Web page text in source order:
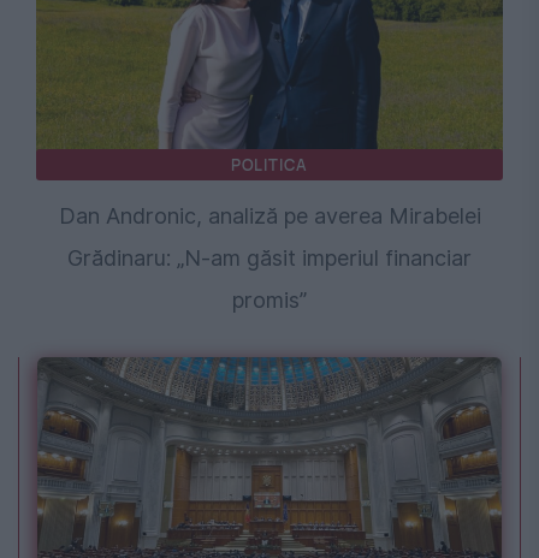
POLITICA
Dan Andronic, analiză pe averea Mirabelei
Grădinaru: „N-am găsit imperiul financiar
promis”